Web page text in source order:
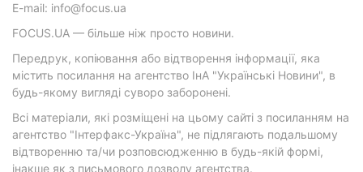
E-mail: info@focus.ua
FOCUS.UA — більше ніж просто новини.
Передрук, копіювання або відтворення інформації, яка
містить посилання на агентство ІнА "Українські Новини", в
будь-якому вигляді суворо заборонені.
Всі матеріали, які розміщені на цьому сайті з посиланням на
агентство "Інтерфакс-Україна", не підлягають подальшому
відтворенню та/чи розповсюдженню в будь-якій формі,
інакше як з письмового дозволу агентства.